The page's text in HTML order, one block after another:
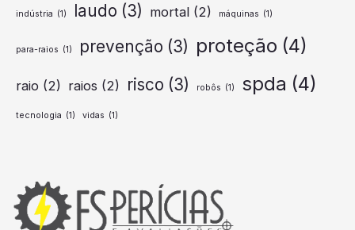
indústria (1) laudo (3) mortal (2) máquinas (1)
para-raios (1) prevenção (3) proteção (4)
raio (2) raios (2) risco (3) robôs (1) spda (4)
tecnologia (1) vidas (1)